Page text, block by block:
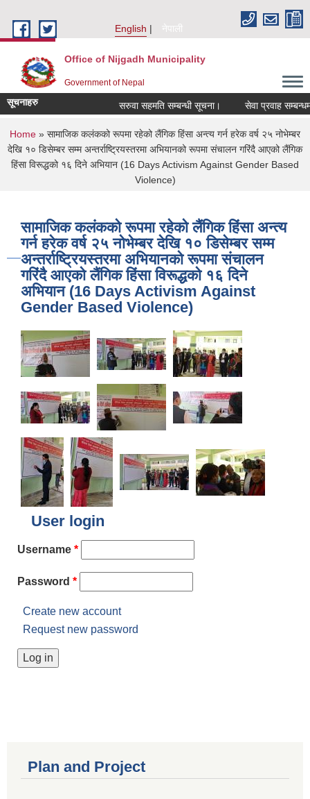
English
नेपाली
Office of Nijgadh Municipality
Government of Nepal
सूचनाहरु सरुवा सहमति सम्बन्धी सूचना। सेवा प्रवाह सम्बन्धमा।
You are here
Home » सामाजिक कलंकको रूपमा रहेको लैंगिक हिंसा अन्त्य गर्न हरेक वर्ष २५ नोभेम्बर
देखि १० डिसेम्बर सम्म अन्तर्राष्ट्रियस्तरमा अभियानको रूपमा संचालन गरिंदै आएको लैंगिक
हिंसा विरूद्धको १६ दिने अभियान (16 Days Activism Against Gender Based
Violence)
सामाजिक कलंकको रूपमा रहेको लैंगिक हिंसा अन्त्य
गर्न हरेक वर्ष २५ नोभेम्बर देखि १० डिसेम्बर सम्म
अन्तर्राष्ट्रियस्तरमा अभियानको रूपमा संचालन
गरिंदै आएको लैंगिक हिंसा विरूद्धको १६ दिने
अभियान (16 Days Activism Against
Gender Based Violence)
User login
Username *
Password *
Create new account
Request new password
Plan and Project